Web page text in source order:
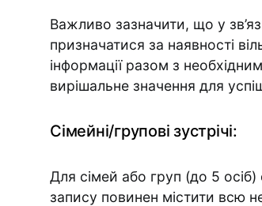
Важливо зазначити, що у
призначатися за наявності
інформації разом з
вирішальне значення для
Сімейні/групові зустрічі:
Для сімей або груп (до 5
запису повинен містити всю